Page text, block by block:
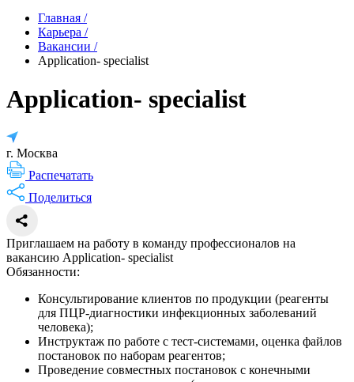
Главная /
Карьера /
Вакансии /
Application- specialist
Application- specialist
г. Москва
Распечатать
Поделиться
Приглашаем на работу в команду профессионалов на
вакансию Application- specialist
Обязанности:
Консультирование клиентов по продукции (реагенты
для ПЦР-диагностики инфекционных заболеваний
человека);
Инструктаж по работе с тест-системами, оценка файлов
постановок по наборам реагентов;
Проведение совместных постановок с конечными